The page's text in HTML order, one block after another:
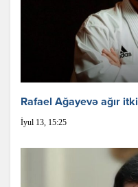
Rafael Ağayevə ağır itki
İyul 13, 15:25